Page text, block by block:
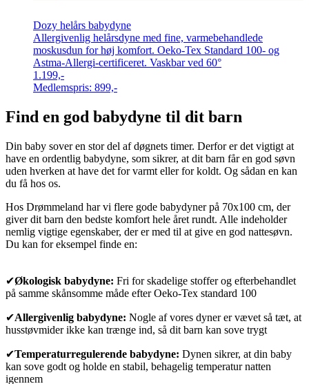
Dozy helårs babydyne
Allergivenlig helårsdyne med fine, varmebehandlede
moskusdun for høj komfort. Oeko-Tex Standard 100- og
Astma-Allergi-certificeret. Vaskbar ved 60°
1.199,-
Medlemspris: 899,-
Find en god babydyne til dit barn
Din baby sover en stor del af døgnets timer. Derfor er det vigtigt at
have en ordentlig babydyne, som sikrer, at dit barn får en god søvn
uden hverken at have det for varmt eller for koldt. Og sådan en kan
du få hos os.
Hos Drømmeland har vi flere gode babydyner på 70x100 cm, der
giver dit barn den bedste komfort hele året rundt. Alle indeholder
nemlig vigtige egenskaber, der er med til at give en god nattesøvn.
Du kan for eksempel finde en:
✔Økologisk babydyne: Fri for skadelige stoffer og efterbehandlet
på samme skånsomme måde efter Oeko-Tex standard 100
✔Allergivenlig babydyne: Nogle af vores dyner er vævet så tæt, at
husstøvmider ikke kan trænge ind, så dit barn kan sove trygt
✔Temperaturregulerende babydyne: Dynen sikrer, at din baby
kan sove godt og holde en stabil, behagelig temperatur natten
igennem